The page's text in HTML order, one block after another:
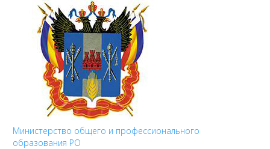
Министерство общего и профессионального
образования РО